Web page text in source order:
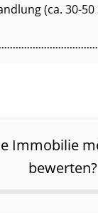
(ca. 30-50
Immobilie
bewerten?